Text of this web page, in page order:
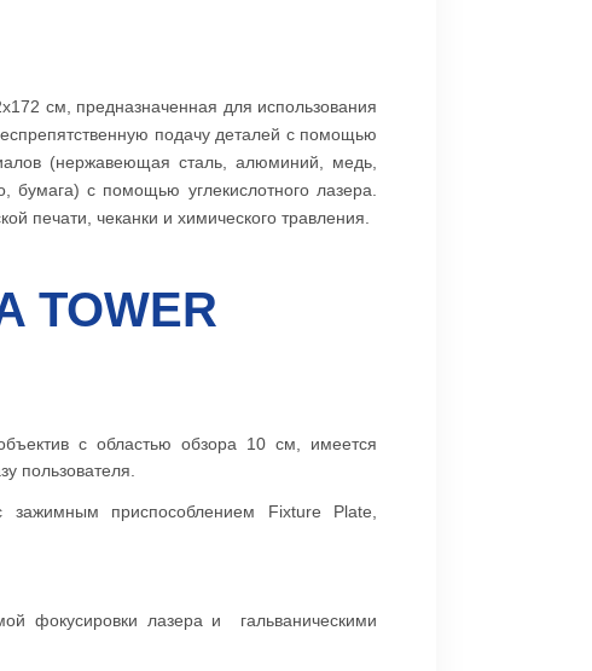
см, предназначенная для использования
подачу деталей с помощью
(нержавеющая сталь, алюминий, медь,
бумага) с помощью углекислотного лазера.
печати, чеканки и химического травления.
TOWER
с областью обзора 10 см, имеется
пользователя.
приспособлением Fixture Plate,
фокусировки лазера и гальваническими